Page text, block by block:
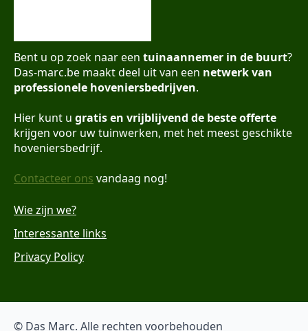
Bent u op zoek naar een tuinaannemer in de buurt?
Das-marc.be maakt deel uit van een netwerk van
professionele hoveniersbedrijven.
Hier kunt u gratis en vrijblijvend de beste offerte
krijgen voor uw tuinwerken, met het meest geschikte
hoveniersbedrijf.
Contacteer ons vandaag nog!
Wie zijn we?
Interessante links
Privacy Policy
© Das Marc. Alle rechten voorbehouden